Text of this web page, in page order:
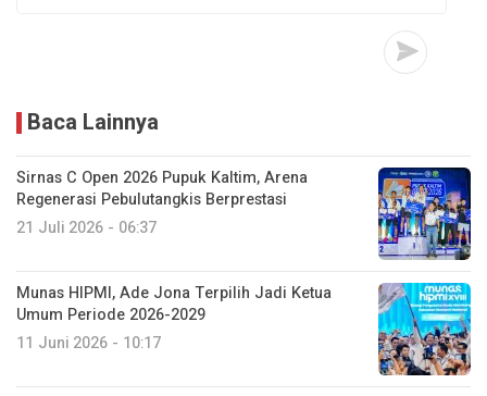
Baca Lainnya
Sirnas C Open 2026 Pupuk Kaltim, Arena
Regenerasi Pebulutangkis Berprestasi
21 Juli 2026 - 06:37
Munas HIPMI, Ade Jona Terpilih Jadi Ketua
Umum Periode 2026-2029
11 Juni 2026 - 10:17